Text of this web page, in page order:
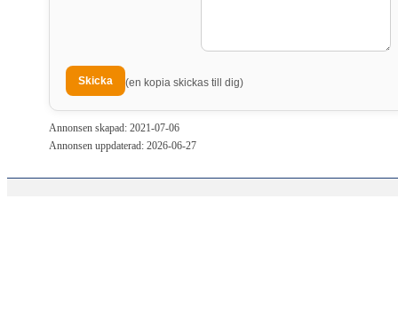
(en kopia skickas till dig)
Annonsen skapad: 2021-07-06
Annonsen uppdaterad: 2026-06-27